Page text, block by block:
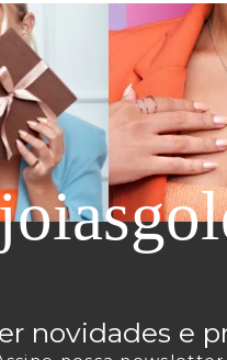
novidades e